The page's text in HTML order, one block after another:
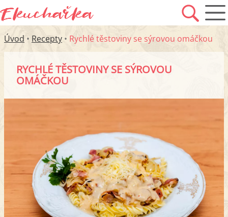
Úvod • Recepty • Rychlé těstoviny se sýrovou omáčkou
RYCHLÉ TĚSTOVINY SE SÝROVOU
OMÁČKOU